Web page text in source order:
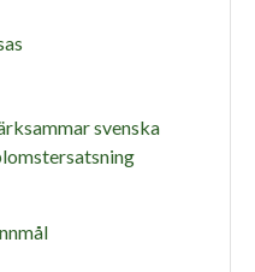
svenska